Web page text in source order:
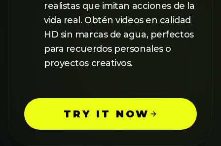
realistas que imitan acciones de la
vida real. Obtén videos en calidad
HD sin marcas de agua, perfectos
para recuerdos personales o
proyectos creativos.
TRY IT NOW